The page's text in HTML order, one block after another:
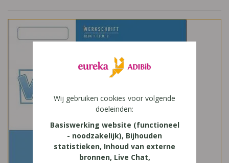
Wij gebruiken cookies voor volgende
doeleinden:
Basiswerking website (functioneel
- noodzakelijk), Bijhouden
statistieken, Inhoud van externe
bronnen, Live Chat,